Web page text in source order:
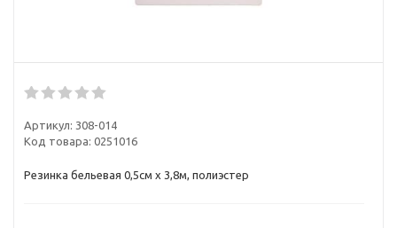
Артикул: 308-014
Код товара: 0251016
Резинка бельевая 0,5см х 3,8м, полиэстер